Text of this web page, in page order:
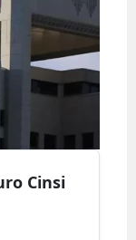
Cinsi